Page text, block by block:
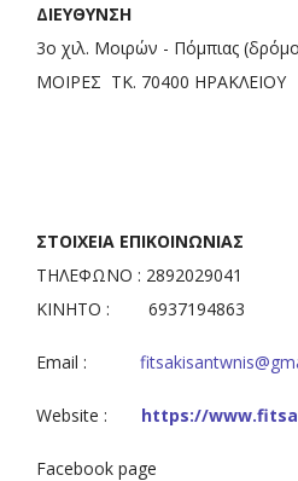
ΔΙΕΥΘΥΝΣΗ
3ο χιλ. Μοιρών - Πόμπιας
ΜΟΙΡΕΣ ΤΚ. 70400 ΗΡΑΚΛΕΙΟΥ
ΣΤΟΙΧΕΙΑ ΕΠΙΚΟΙΝΩΝΙΑΣ
ΤΗΛΕΦΩΝΟ : 2892029041
ΚΙΝΗΤΟ : 6937194863
Email :
Website : https://
Facebook page